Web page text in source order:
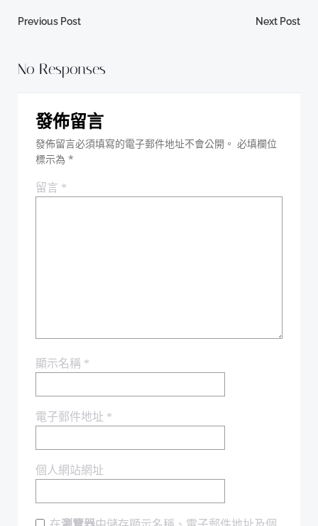
Post
navigation
Previous Post Next Post
No Responses
發佈留言
發佈留言必須填寫的電子郵件地址不會公開。 必填欄位
標示為 *
留言 *
顯示名稱 *
電子郵件地址 *
個人網站網址